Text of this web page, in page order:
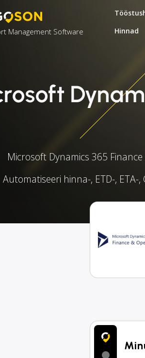
Management Software
Hinnad
Microsoft Dynamics 365
Automatiseeri hinna-, ETD-,